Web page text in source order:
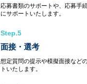
応募書類のサポートや、応募手
にサポートいたします。
Step.5
面接・選考
想定質問の提示や模擬面接など
トいたします。